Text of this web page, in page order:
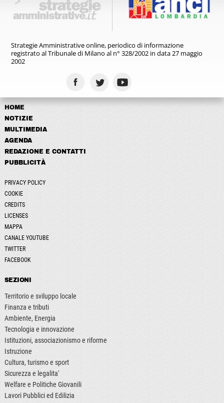
Strategie Amministrative online, periodico di informazione
registratoal Tribunale di Milano al n° 328/2002 in data 27 maggio
2002
HOME
NOTIZIE
MULTIMEDIA
AGENDA
REDAZIONE E CONTATTI
PUBBLICITÀ
PRIVACY POLICY
COOKIE
CREDITS
LICENSES
MAPPA
CANALE YOUTUBE
TWITTER
FACEBOOK
SEZIONI
Territorio e sviluppo locale
Finanza e tributi
Ambiente, Energia
Tecnologia e innovazione
Istituzioni, associazionismo e riforme
Istruzione
Cultura, turismo e sport
Sicurezza e legalita'
Welfare e Politiche Giovanili
Lavori Pubblici ed Edilizia